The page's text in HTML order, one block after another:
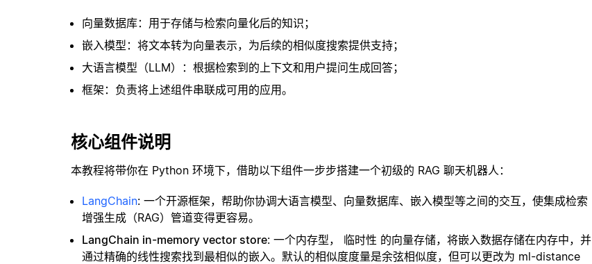
向量数据库：用于存储与检索向量化后的知识；
嵌入模型：将文本转为向量表示，为后续的相似度搜索提供支持；
大语言模型（LLM）：根据检索到的上下文和用户提问生成回答；
框架：负责将上述组件串联成可用的应用。
核心组件说明
本教程将带你在 Python 环境下，借助以下组件一步步搭建一个初级的 RAG 聊天机器人：
LangChain: 一个开源框架，帮助你协调大语言模型、向量数据库、嵌入模型等之间的交互，使集成检索
增强生成（RAG）管道变得更容易。
LangChain in-memory vector store: 一个内存型， 临时性 的向量存储，将嵌入数据存储在内存中，并
通过精确的线性搜索找到最相似的嵌入。默认的相似度度量是余弦相似度，但可以更改为 ml-distance